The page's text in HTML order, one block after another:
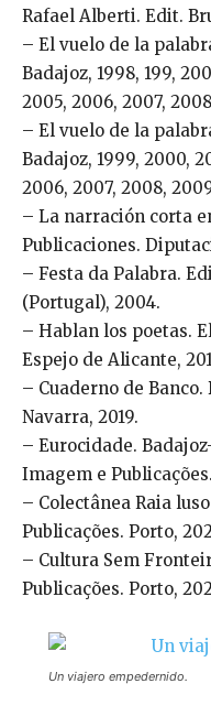
Rafael Alberti. Edit.
– El vuelo de la
Badajoz, 1998, 199,
2005, 2006, 2007,
– El vuelo de la
Badajoz, 1999, 2000,
2006, 2007, 2008,
– La narración corta
Publicaciones.
– Festa da Palabra.
(Portugal), 2004.
– Hablan los poetas.
Espejo de Alicante,
– Cuaderno de Banco.
Navarra, 2019.
– Eurocidade.
Imagem e
– Colectânea Raia
Publicações. Porto,
– Cultura Sem
Publicações. Porto,
Un viajero empedernido.